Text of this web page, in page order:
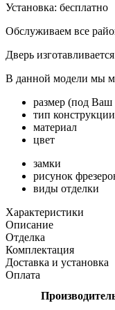
Установка: бесплатно
Обслуживаем все
Дверь
В данной модели мы
размер (под Ваш
тип конструкции
материал
цвет
замки
рисунок
виды отделки
Характеристики
Описание
Отделка
Комплектация
Доставка и установка
Оплата